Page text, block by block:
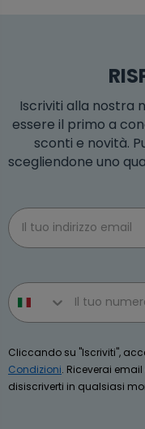
Iscriviti alla nostra
essere il primo a
sconti e novità.
scegliendone uno
Email
Phone number
Cliccando su "Iscriviti",
Condizioni. Riceverai email
disiscriverti in qualsiasi